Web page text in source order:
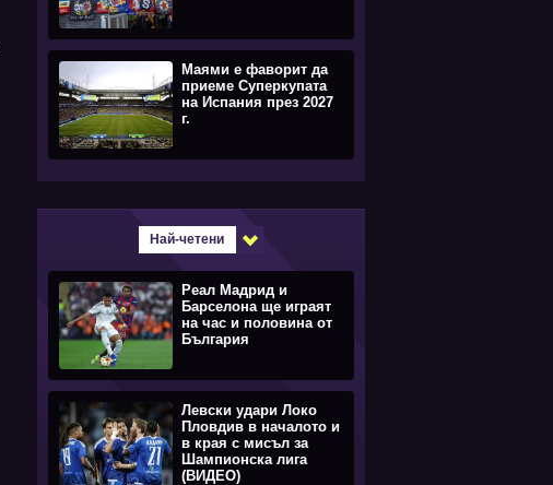
Маями е фаворит да
приеме Суперкупата
на Испания през 2027
г.
Най-четени
Реал Мадрид и
Барселона ще играят
на час и половина от
България
Левски удари Локо
Пловдив в началото и
в края с мисъл за
Шампионска лига
(ВИДЕО)